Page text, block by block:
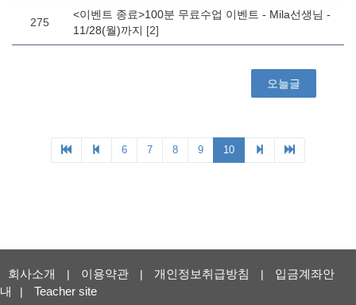
회사소개 | 이용약관 | 개인정보취급방침 |
입금계좌안
내
| Teacher site